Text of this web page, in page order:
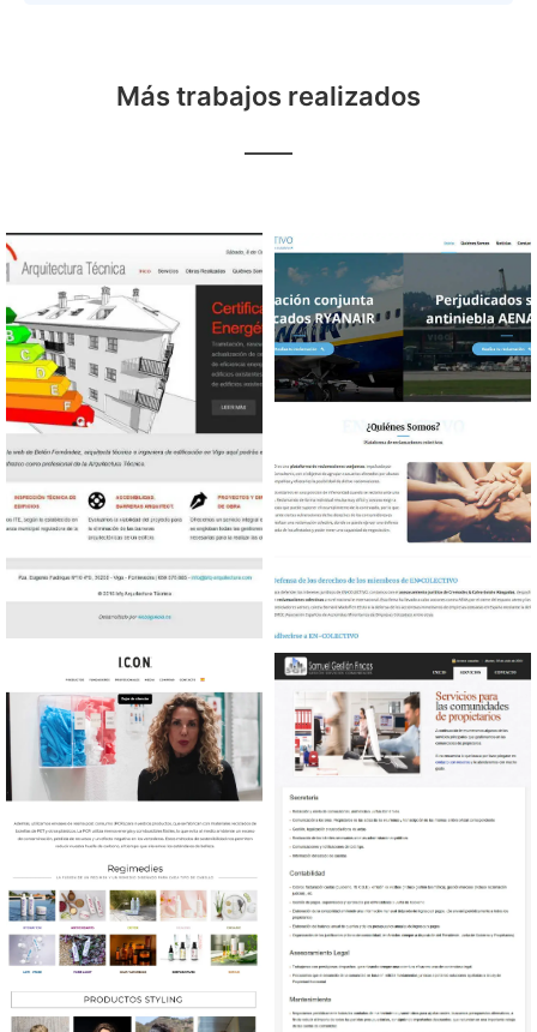
Más trabajos realizados
Diseño web Arquitectura
Técnica
Diseño web Plataforma
reclamaciones